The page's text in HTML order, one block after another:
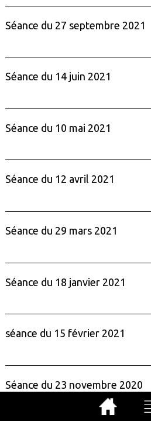
Séance du 27 septembre 2021
Séance du 14 juin 2021
Séance du 10 mai 2021
Séance du 12 avril 2021
Séance du 29 mars 2021
Séance du 18 janvier 2021
séance du 15 février 2021
Séance du 23 novembre 2020